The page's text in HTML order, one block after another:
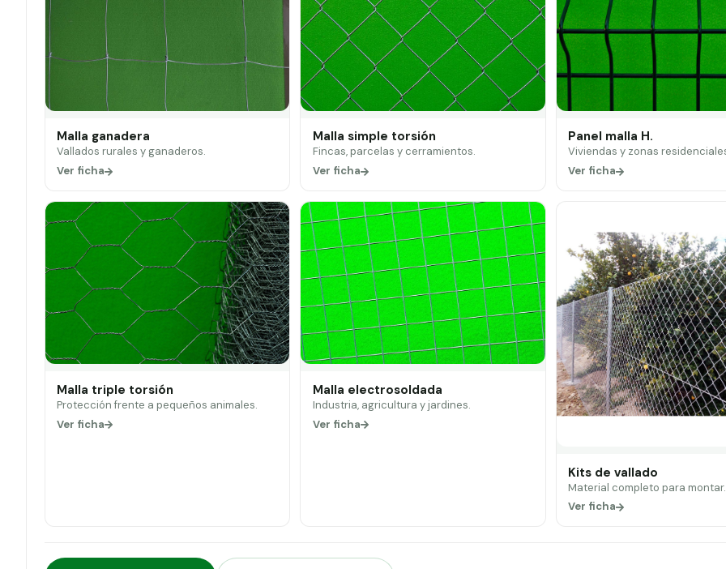
Malla ganadera
Vallados rurales y ganaderos.
Ver ficha
Malla simple torsión
Fincas, parcelas y cerramientos.
Ver ficha
Panel malla H.
Viviendas y zonas
Ver ficha
Malla triple torsión
Protección frente a pequeños animales.
Ver ficha
Malla electrosoldada
Industria, agricultura y jardines.
Ver ficha
Kits de vallado
Material completo para montar.
Ver ficha